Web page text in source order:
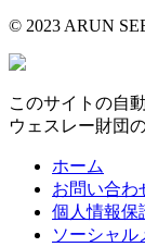
© 2023 ARUN
このサイトの自
ウェスレー財団
ホーム
お問い合わ
個人情報保
ソーシャル